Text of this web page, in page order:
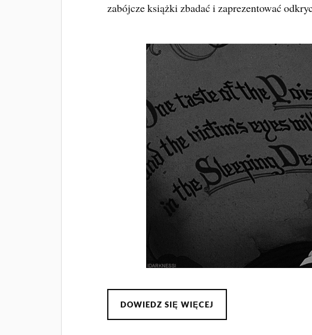
zabójcze książki zbadać i zaprezentować
DOWIEDZ SIĘ WIĘCEJ